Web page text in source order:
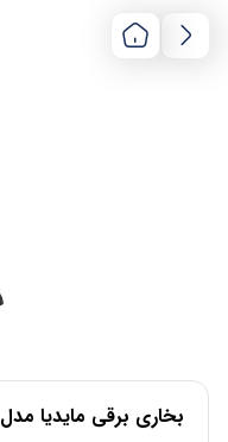
بخاری برقی مایدیا مدل NTH20-15B1-R